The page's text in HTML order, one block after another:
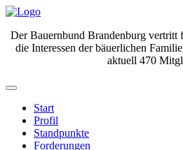
Der Bauernbund Brandenburg vertritt
die Interessen der bäuerlichen
aktuell 470
Start
Profil
Standpunkte
Forderungen